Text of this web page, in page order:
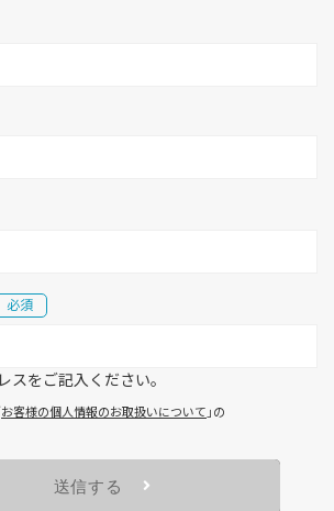
必須
をご記入ください。
お客様の個人情報のお取扱いについて 」の